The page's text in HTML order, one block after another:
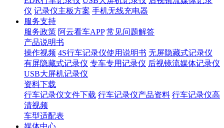
仪 记录仪主板方案 手机无线充电器
服务支持
服务政策 阿云看车APP 常见问题解答
产品说明书
操作视频 4S行车记录仪使用说明书 无屏隐藏式记录仪
有屏隐藏式记录仪 专车专用记录仪 后视镜流媒体记录仪
USB大屏机记录仪
资料下载
行车记录仪文件下载 行车记录仪产品资料 行车记录仪高
清视频
车型适配表
媒体中心